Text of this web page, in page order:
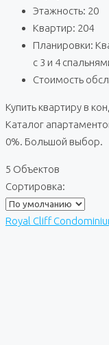
Этажность: 20
Квартир: 204
Планировки:
с 3 и 4
Стоимость
Купить квартиру в
Каталог
0%. Большой выбор.
5 Объектов
Сортировка:
Royal Cliff